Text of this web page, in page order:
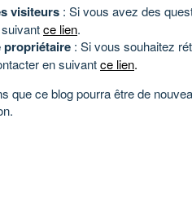
visiteurs : Si vous avez des
ce lien.
propriétaire : Si vous souhaitez
en suivantce lien.
que ce blog pourra être de